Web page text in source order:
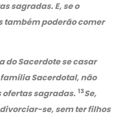
sagradas. E, se o
também poderão comer
do Sacerdote se casar
Sacerdotal, não
ofertas sagradas. 13Se,
se, sem ter filhos